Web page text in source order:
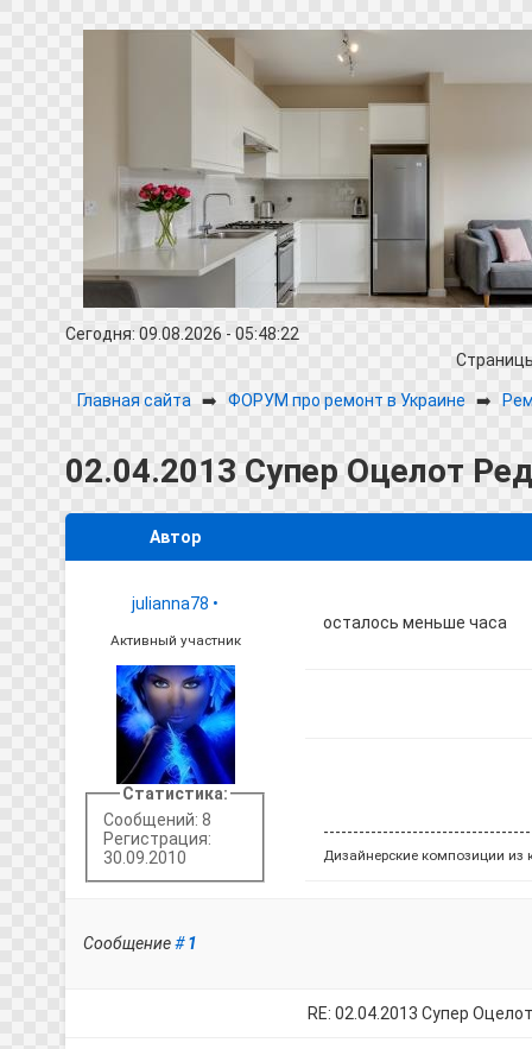
Сегодня: 09.08.2026 - 05:48:22
Главная сайта ➡️ФОРУМ про ремонт в Украине ➡️
02.04.2013 Супер Оцелот
Автор
julianna78 •
Активный участник
Статистика:
Сообщений: 8
Регистрация:
30.09.2010
осталось меньше часа
Дизайнерские композиции из
Сообщение#1
RE: 02.04.2013 Супер